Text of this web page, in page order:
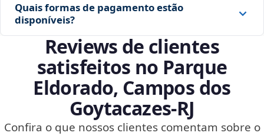
Quais formas de pagamento estão
disponíveis?
Reviews de clientes
satisfeitos no Parque
Eldorado, Campos dos
Goytacazes‑RJ
Confira o que nossos clientes comentam sobre o